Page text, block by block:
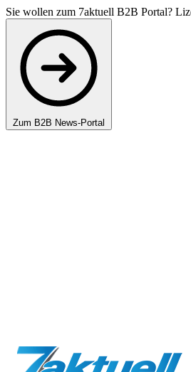
Sie wollen zum 7aktuell B2B Portal?
Zum B2B News-Portal